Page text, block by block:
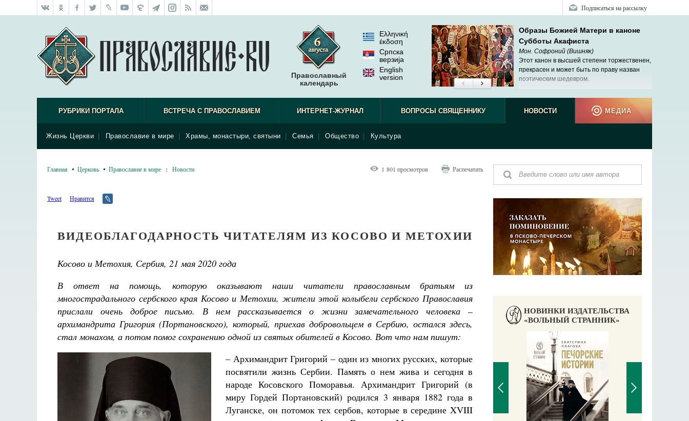
Подписаться на рассылку
Православный
календарь
Ελληνική
έκδοση
Српска
верзиjа
English
version
Образы Божией Матери в каноне
Субботы Акафиста
Мон. Софроний (Вишняк)
Этот канон в высшей степени торжественен,
прекрасен и может быть по праву назван
поэтическим шедевром.
РУБРИКИ ПОРТАЛА ВСТРЕЧА С ПРАВОСЛАВИЕМ ИНТЕРНЕТ-ЖУРНАЛ ВОПРОСЫ СВЯЩЕННИКУ НОВОСТИ
Жизнь Церкви Православие в мире Храмы, монастыри, святыни Семья Общество Культура
МЕДИА
Главная Церковь Православие в мире : Новости 1 801 просмотров Распечатать
Tweet Нравится
ВИДЕОБЛАГОДАРНОСТЬ ЧИТАТЕЛЯМ ИЗ КОСОВО И МЕТОХИИ
Косово и Метохия, Сербия, 21 мая 2020 года
В ответ на помощь, которую оказывают наши читатели православным братьям из
многострадального сербского края Косово и Метохии, жители этой колыбели сербского Православия
прислали очень доброе письмо. В нем рассказывается о жизни замечательного человека –
архимандрита Григория (Портановского), который, приехав добровольцем в Сербию, остался здесь,
стал монахом, а потом помог сохранению одной из святых обителей в Косово. Вот что нам пишут:
– Архимандрит Григорий – один из многих русских, которые
посвятили жизнь Сербии. Память о нем жива и сегодня в
народе Косовского Поморавья. Архимандрит Григорий (в
миру Гордей Портановский) родился 3 января 1882 года в
Луганске, он потомок тех сербов, которые в середине XVIII
НОВИНКИ ИЗДАТЕЛЬСТВА
«ВОЛЬНЫЙ СТРАННИК»